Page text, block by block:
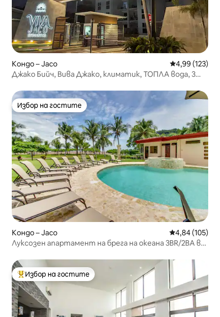
Кондо – Jaco Средна
4,99 (123)
Джако Бийч, Вива Джако, климатик, ТОПЛА вода, 3
Избор на гостите
Избор на гостите
Кондо – Jaco Средна
4,84 (105)
Луксозен апартамент на брега на океана 3BR/2BA в
Най-популярен избор на гостите
Избор на гостите